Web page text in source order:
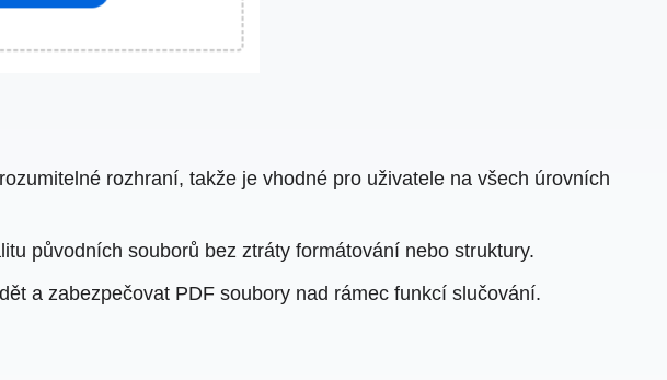
rozhraní, takže je vhodné pro uživatele na všech úrovních
původních souborů bez ztráty formátování nebo struktury.
a zabezpečovat PDF soubory nad rámec funkcí slučování.